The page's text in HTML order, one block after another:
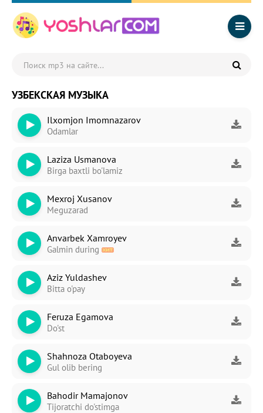
УЗБЕКСКАЯ МУЗЫКА
Ilxomjon Imomnazarov
Odamlar
Laziza Usmanova
Birga baxtli bo'lamiz
Mexroj Xusanov
Meguzarad
Anvarbek Xamroyev
Galmin during
Aziz Yuldashev
Bitta o'pay
Feruza Egamova
Do'st
Shahnoza Otaboyeva
Gul olib bering
Bahodir Mamajonov
Tijoratchi do'stimga